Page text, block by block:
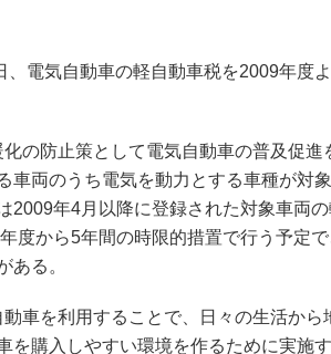
、電気自動車の軽自動車税を2009年度
の防止策として電気自動車の普及促進
車両のうち電気を動力とする車種が対
2009年4月以降に登録された対象車両
度から5年間の時限的措置で行う予定
ある。
車を利用することで、日々の生活から
を購入しやすい環境を作るために実施